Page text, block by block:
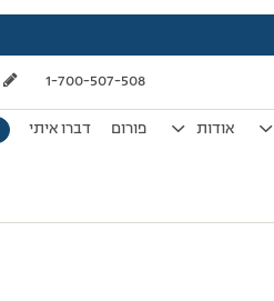
1-700-507-508
אודות פורום דברו איתי